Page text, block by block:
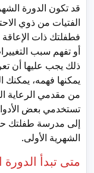
قد تكون الدورة
الفتيات من ذوي
فطفلتك ذات الإعاقة
أو تفهم سبب
ذلك يجب عليها أن
يمكنها فهمه،
من مقدمي الرعاية
تستخدمي بعض
إلى مدرسة طفلتك
الشهرية الأولى.
متى تبدأ